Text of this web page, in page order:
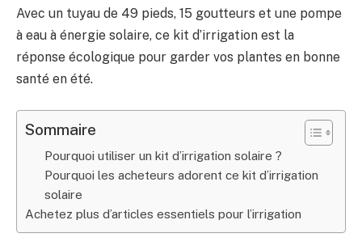
Avec un tuyau de 49 pieds, 15 goutteurs et une pompe
à eau à énergie solaire, ce kit d’irrigation est la
réponse écologique pour garder vos plantes en bonne
santé en été.
Sommaire
Pourquoi utiliser un kit d’irrigation solaire ?
Pourquoi les acheteurs adorent ce kit d’irrigation
solaire
Achetez plus d’articles essentiels pour l’irrigation